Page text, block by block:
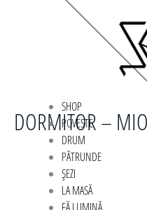
SHOP
POVESTE
DRUM
PĂTRUNDE
ȘEZI
LA MASĂ
DORMITOR –